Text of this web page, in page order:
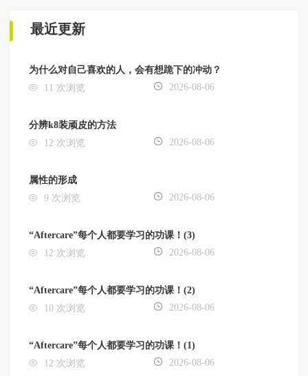
最近更新
为什么对自己喜欢的人，会有想跪下的冲动？
11 次浏览
2026-08-06
分辨k8装顽皮的方法
12 次浏览
2026-08-06
属性的形成
9 次浏览
2026-08-06
“Aftercare”每个人都要学习的功课！(3)
12 次浏览
2026-08-06
“Aftercare”每个人都要学习的功课！(2)
10 次浏览
2026-08-06
“Aftercare”每个人都要学习的功课！(1)
12 次浏览
2026-08-06